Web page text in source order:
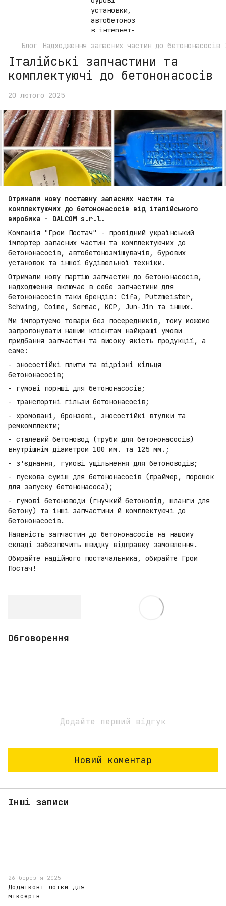
Блог Надходження запасних частин до бетононасосів
Італійські запчастини та
комплектуючі до бетононасосів
20 лютого 2025
Отримали нову поставку запасних частин та
комплектуючих до бетононасосів від італійського
виробика - DALCOM s.r.l.
Компанія "Гром Постач" - провідний український
імпортер запасних частин та комплектуючих до
бетононасосів, автобетонозмішувачів, бурових
установок та іншої будівельної техніки.
Отримали нову партію запчастин до бетононасосів,
надходження включає в себе запчастини для
бетононасосів таки брендів: Cifa, Putzmeister,
Schwing, Coime, Sermac, KCP, Jun-Jin та інших.
Ми імпортуємо товари без посередників, тому можемо
запропонувати нашим клієнтам найкращі умови
придбання запчастин та високу якість продукції, а
саме:
- зносостійкі плити та відрізні кільця
бетононасосів;
- гумові порнші для бетононасосів;
- транспортні гільзи бетононасосів;
- хромовані, бронзові, зносостійкі втулки та
ремкомплекти;
- сталевий бетоновод (труби для бетононасосів)
внутрішнім діаметром 100 мм. та 125 мм.;
- з'єднання, гумові ущільнення для бетоноводів;
- пускова суміш для бетононасосів (праймер, порошок
для запуску бетононасоса);
- гумові бетоноводи (гнучкий бетоновід, шланги для
бетону) та інші запчастини й комплектуючі до
бетононасосів.
Наявність запчастин до бетононасосів на нашому
складі забезпечить швидку відправку замовлення.
Обирайте надійного постачальника, обирайте Гром
Постач!
Обговорення
Додайте перший відгук
Новий коментар
Інші записи
26 березня 2025
Додаткові лотки для
міксерів